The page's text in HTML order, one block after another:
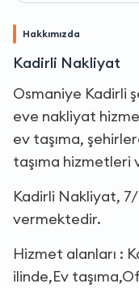
Hakkımızda
Kadirli Nakliyat
Osmaniye Kadirli
eve nakliyat
ev taşıma,
taşıma hizmetleri
Kadirli Nakliyat,
vermektedir.
Hizmet alanları :
ilinde,Ev